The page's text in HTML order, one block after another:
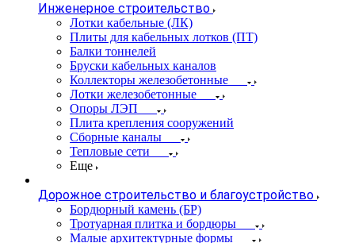
Инженерное строительство
Лотки кабельные (ЛК)
Плиты для кабельных лотков (ПТ)
Балки тоннелей
Бруски кабельных каналов
Коллекторы железобетонные
Лотки железобетонные
Опоры ЛЭП
Плита крепления сооружений
Сборные каналы
Тепловые сети
Еще
Дорожное строительство и благоустройство
Бордюрный камень (БР)
Тротуарная плитка и бордюры
Малые архитектурные формы